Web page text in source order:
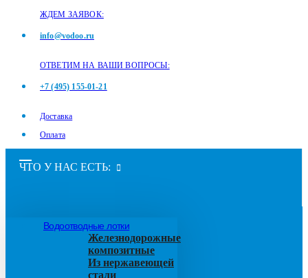
ЖДЕМ ЗАЯВОК:
info@vodoo.ru
ОТВЕТИМ НА ВАШИ ВОПРОСЫ:
+7 (495) 155-01-21
Доставка
Оплата
ЧТО У НАС ЕСТЬ:
Водоотводные лотки
Железнодорожные
композитные
Из нержавеющей
стали